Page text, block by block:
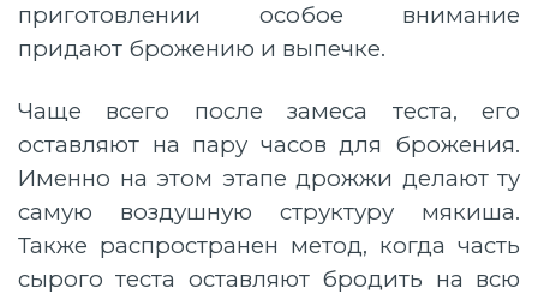
приготовлении особое внимание
придают брожению и выпечке.
Чаще всего после замеса теста, его
оставляют на пару часов для брожения.
Именно на этом этапе дрожжи делают ту
самую воздушную структуру мякиша.
Также распространен метод, когда часть
сырого теста оставляют бродить на всю